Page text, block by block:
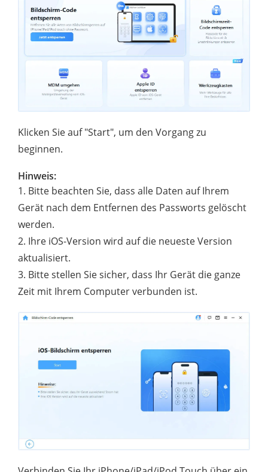
Klicken Sie auf "Start", um den Vorgang zu
beginnen.
Hinweis:
1. Bitte beachten Sie, dass alle Daten auf Ihrem
Gerät nach dem Entfernen des Passworts gelöscht
werden.
2. Ihre iOS-Version wird auf die neueste Version
aktualisiert.
3. Bitte stellen Sie sicher, dass Ihr Gerät die ganze
Zeit mit Ihrem Computer verbunden ist.